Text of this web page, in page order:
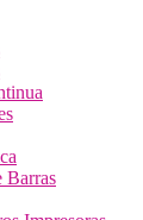
Barras